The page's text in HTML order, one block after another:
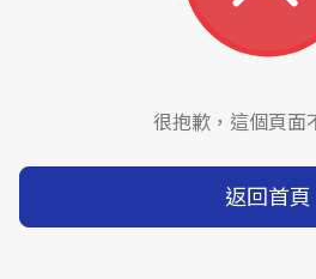
很抱歉，這個頁面
返回首頁